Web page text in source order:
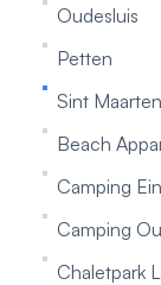
Oudesluis
Petten
Sint
Beach
Camping
Camping
Chaletpark